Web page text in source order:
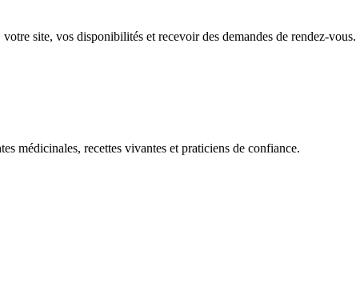
site, vos disponibilités et recevoir des demandes de rendez-vous.
médicinales, recettes vivantes et praticiens de confiance.